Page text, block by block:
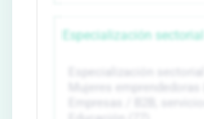
Especialización sectorial